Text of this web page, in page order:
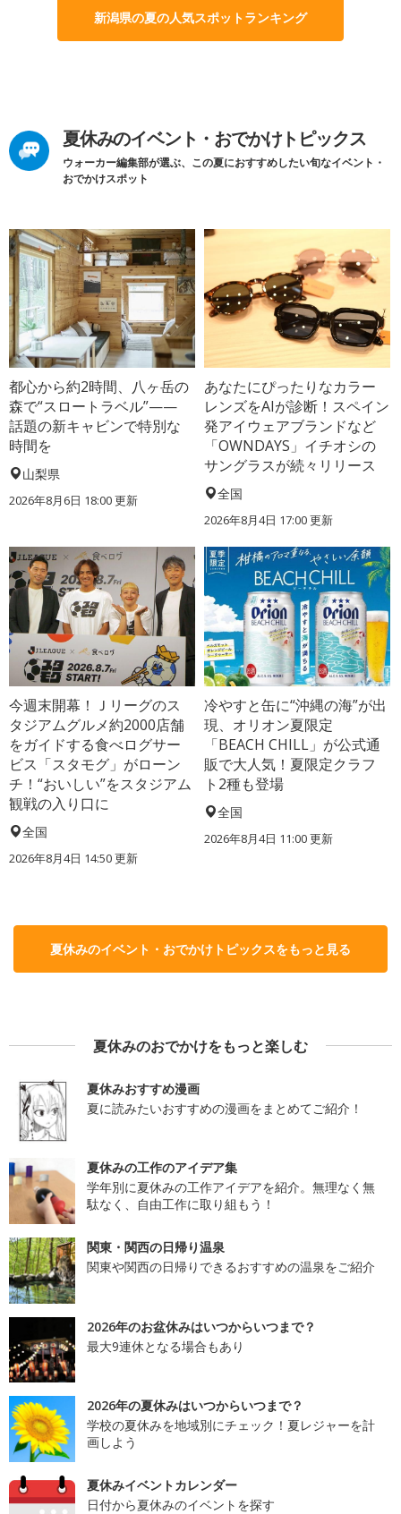
新潟県の夏の人気スポットランキング
夏休みのイベント・おでかけトピックス
ウォーカー編集部が選ぶ、この夏におすすめしたい旬なイベント・
おでかけスポット
都心から約2時間、八ヶ岳の
森で“スロートラベル”——
話題の新キャビンで特別な
時間を
山梨県
2026年8月6日 18:00更新
あなたにぴったりなカラー
レンズをAIが診断！スペイン
発アイウェアブランドなど
「OWNDAYS」イチオシの
サングラスが続々リリース
全国
2026年8月4日 17:00更新
今週末開幕！Ｊリーグのス
タジアムグルメ約2000店舗
をガイドする食べログサー
ビス「スタモグ」がローン
チ！“おいしい”をスタジアム
観戦の入り口に
全国
2026年8月4日 14:50更新
冷やすと缶に“沖縄の海”が出
現、オリオン夏限定
「BEACH CHILL」が公式通
販で大人気！夏限定クラフ
ト2種も登場
全国
2026年8月4日 11:00更新
夏休みのイベント・おでかけトピックスをもっと見る
夏休みのおでかけをもっと楽しむ
夏休みおすすめ漫画
夏に読みたいおすすめの漫画をまとめてご紹介！
夏休みの工作のアイデア集
学年別に夏休みの工作アイデアを紹介。無理なく無
駄なく、自由工作に取り組もう！
関東・関西の日帰り温泉
関東や関西の日帰りできるおすすめの温泉をご紹介
2026年のお盆休みはいつからいつまで？
最大9連休となる場合もあり
2026年の夏休みはいつからいつまで？
学校の夏休みを地域別にチェック！夏レジャーを計
画しよう
夏休みイベントカレンダー
日付から夏休みのイベントを探す